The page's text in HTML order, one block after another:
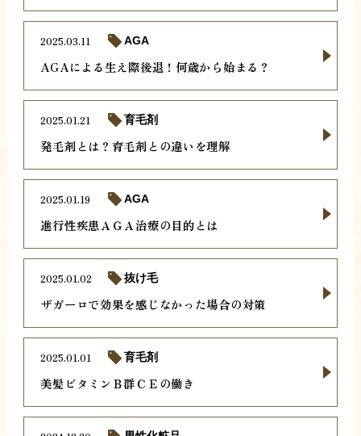
AGAによる生え際後退！何歳から始まる？
2025.03.11 AGA
発毛剤とは？育毛剤との違いを理解
2025.01.21 育毛剤
進行性疾患ＡＧＡ治療の目的とは
2025.01.19 AGA
ザガーロで効果を感じなかった場合の対策
2025.01.02 抜け毛
美髪ビタミンＢ群ＣＥの働き
2025.01.01 育毛剤